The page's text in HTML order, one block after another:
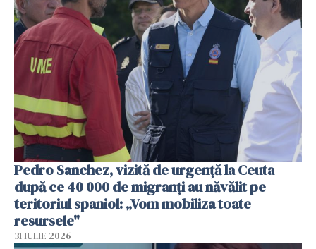
Pedro Sanchez, vizită de urgență la Ceuta
după ce 40 000 de migranți au năvălit pe
teritoriul spaniol: „Vom mobiliza toate
resursele"
31 IULIE 2026